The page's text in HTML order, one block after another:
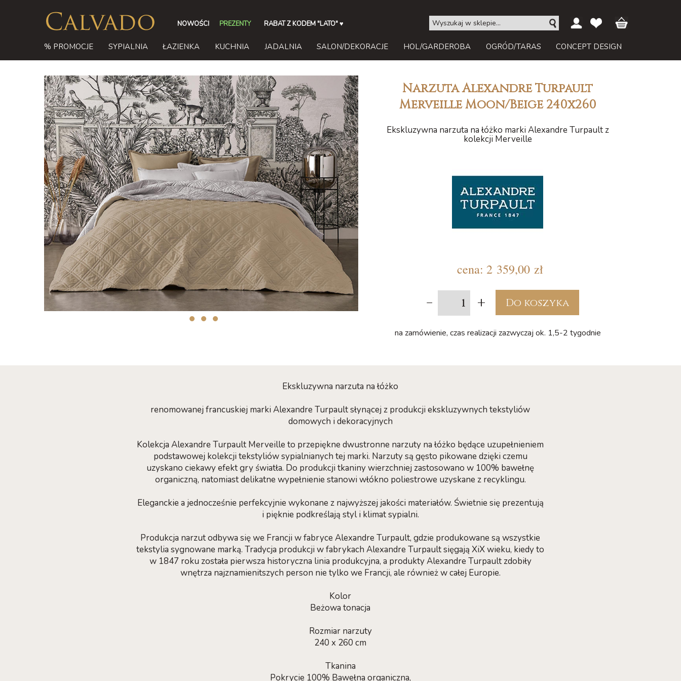
NOWOŚCI PREZENTY RABAT Z KODEM "LATO"♥
% PROMOCJE SYPIALNIA ŁAZIENKA KUCHNIA JADALNIA SALON/DEKORACJE HOL/GARDEROBA OGRÓD/TARAS CONCEPT DESIGN
Narzuta Alexandre Turpault
Merveille Moon/Beige 240x260
Ekskluzywna narzuta na łóżko marki Alexandre Turpault z
kolekcji Merveille
cena: 2 359,00 zł
- + Do koszyka
na zamówienie, czas realizacji zazwyczaj ok. 1,5-2 tygodnie
Ekskluzywna narzuta na łóżko
renomowanej francuskiej marki Alexandre Turpault słynącej z produkcji ekskluzywnych tekstyliów
domowych i dekoracyjnych
Kolekcja Alexandre Turpault Merveille to przepiękne dwustronne narzuty na łóżko będące uzupełnieniem
podstawowej kolekcji tekstyliów sypialnianych tej marki. Narzuty są gęsto pikowane dzięki czemu
uzyskano ciekawy efekt gry światła. Do produkcji tkaniny wierzchniej zastosowano w 100% bawełnę
organiczną, natomiast delikatne wypełnienie stanowi włókno poliestrowe uzyskane z recyklingu.
Eleganckie a jednocześnie perfekcyjnie wykonane z najwyższej jakości materiałów. Świetnie się prezentują
i pięknie podkreślają styl i klimat sypialni.
Produkcja narzut odbywa się we Francji w fabryce Alexandre Turpault, gdzie produkowane są wszystkie
tekstylia sygnowane marką. Tradycja produkcji w fabrykach Alexandre Turpault sięgają XiX wieku, kiedy to
w 1847 roku została pierwsza historyczna linia produkcyjna, a produkty Alexandre Turpault zdobiły
wnętrza najznamienitszych person nie tylko we Francji, ale również w całej Europie.
Kolor
Beżowa tonacja
Rozmiar narzuty
240 x 260 cm
Tkanina
Pokrycie 100% Bawełna organiczna,